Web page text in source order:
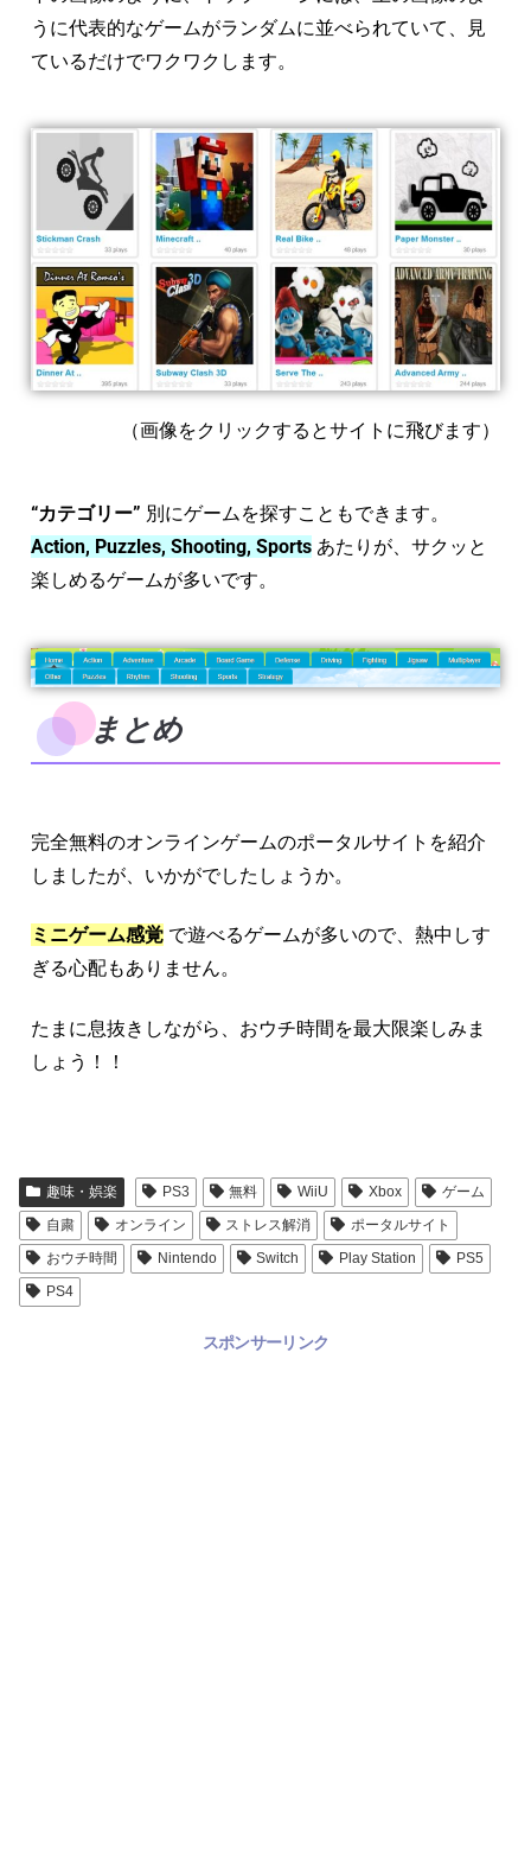
うに代表的なゲームがランダムに並べられていて、見
ているだけでワクワクします。
（画像をクリックするとサイトに飛びます）
“カテゴリー” 別にゲームを探すこともできます。
Action, Puzzles, Shooting, Sports あたりが、サクッと
楽しめるゲームが多いです。
まとめ
完全無料のオンラインゲームのポータルサイトを紹介
しましたが、いかがでしたしょうか。
ミニゲーム感覚 で遊べるゲームが多いので、熱中しす
ぎる心配もありません。
たまに息抜きしながら、おウチ時間を最大限楽しみま
しょう！！
趣味・娯楽 PS3 無料 WiiU Xbox
ゲーム
自粛
オンライン ストレス解消
ポータルサイト
おウチ時間
Nintendo Switch Play Station
PS5
PS4
スポンサーリンク